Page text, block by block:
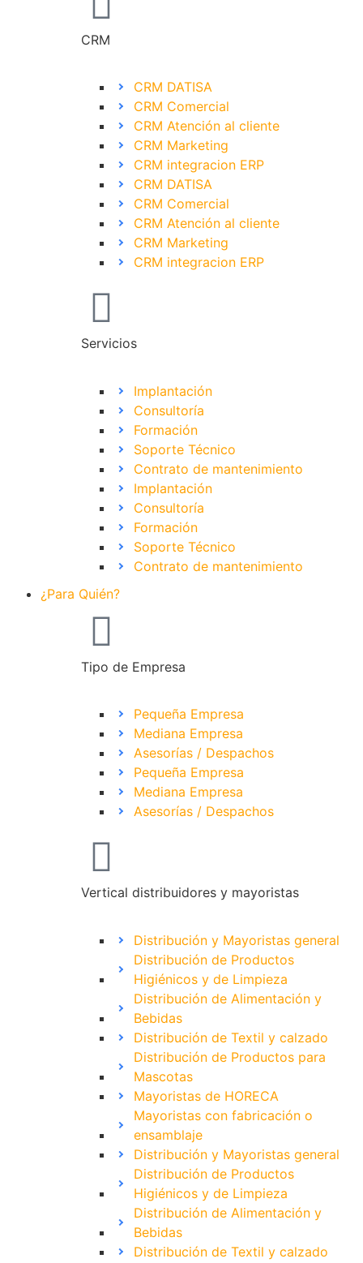
CRM
CRM DATISA
CRM Comercial
CRM Atención al cliente
CRM Marketing
CRM integracion ERP
CRM DATISA
CRM Comercial
CRM Atención al cliente
CRM Marketing
CRM integracion ERP
Servicios
Implantación
Consultoría
Formación
Soporte Técnico
Contrato de mantenimiento
Implantación
Consultoría
Formación
Soporte Técnico
Contrato de mantenimiento
¿Para Quién?
Tipo de Empresa
Pequeña Empresa
Mediana Empresa
Asesorías / Despachos
Pequeña Empresa
Mediana Empresa
Asesorías / Despachos
Vertical distribuidores y mayoristas
Distribución y Mayoristas general
Distribución de Productos
Higiénicos y de Limpieza
Distribución de Alimentación y
Bebidas
Distribución de Textil y calzado
Distribución de Productos para
Mascotas
Mayoristas de HORECA
Mayoristas con fabricación o
ensamblaje
Distribución y Mayoristas general
Distribución de Productos
Higiénicos y de Limpieza
Distribución de Alimentación y
Bebidas
Distribución de Textil y calzado